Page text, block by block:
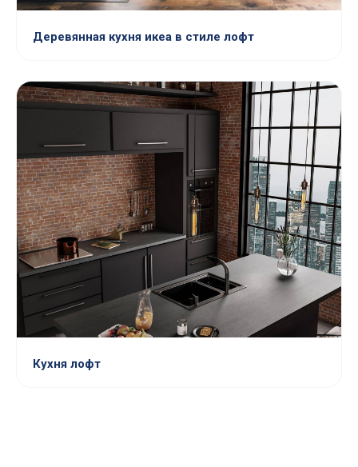
Деревянная кухня икеа в стиле лофт
Кухня лофт